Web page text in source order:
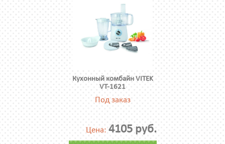
Кухонный комбайн VITEK
VT-1621
Под заказ
Цена: 4105 руб.